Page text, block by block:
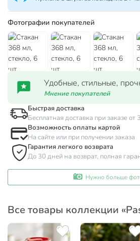
Фотографии покупателей
Удобные, стильные,
Мнение покупателей
Быстрая доставка
Бесплатная доставка при заказе от
Возможность оплаты картой
На сайте или при получении заказа
Гарантия легкого возврата
До 30 дней на возврат, полная
Нужно больше
Все товары коллекции